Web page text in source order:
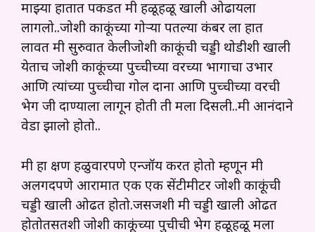
माझ्या हातात पकडत मी हळूहळू खाली ओढायला
लागलो..जोशी काकूंच्या गोऱ्या पतल्या कंबर ला हात
लावत मी सुरुवात केलीजोशी काकूंची चड्डी थोडीशी खाली
येताच जोशी काकूंच्या पुच्चीच्या वरच्या भागाचा उभार
आणि त्यांच्या पुच्चीचा गोल दाना आणि पुच्चीच्या वरची
भेग जी दाण्याला लागून होती ती मला दिसली..मी आनंदाने
वेडा झालो होतो..
मी हा क्षण हळुवारपणे एन्जॉय करत होतो म्हणून मी
अलगदपणे आरामात एक एक सेंटीमीटर जोशी काकूंची
चड्डी खाली ओढत होतो.जसजशी मी चड्डी खाली ओढत
होतोतसतशी जोशी काकूंच्या पुचीची भेग हळूहळू मला